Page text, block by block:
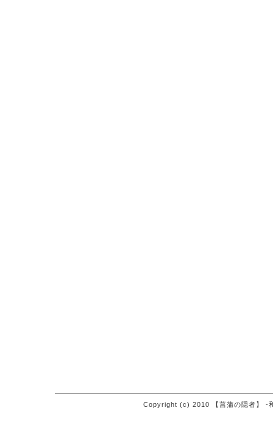
Copyright (c) 2010 【菖蒲の隠者】